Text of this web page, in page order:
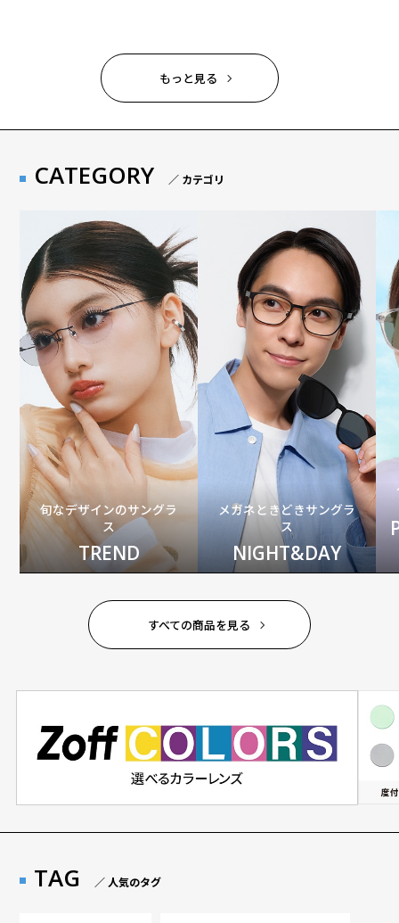
もっと見る
CATEGORY ／ カテゴリ
旬なデザインのサングラ
ス
TREND
メガネときどきサングラ
ス
NIGHT&DAY
すべての商品を見る
TAG ／ 人気のタグ